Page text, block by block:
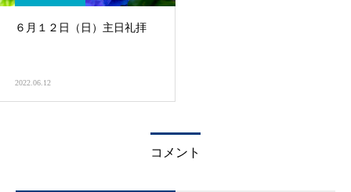
６月１２日（日）主日礼拝
2022.06.12
コメント